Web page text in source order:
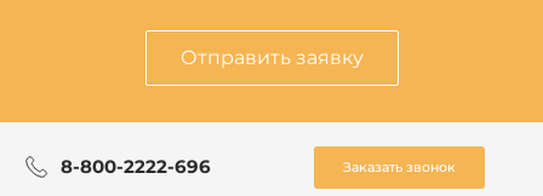
Отправить заявку
8-800-2222-696 Заказать звонок